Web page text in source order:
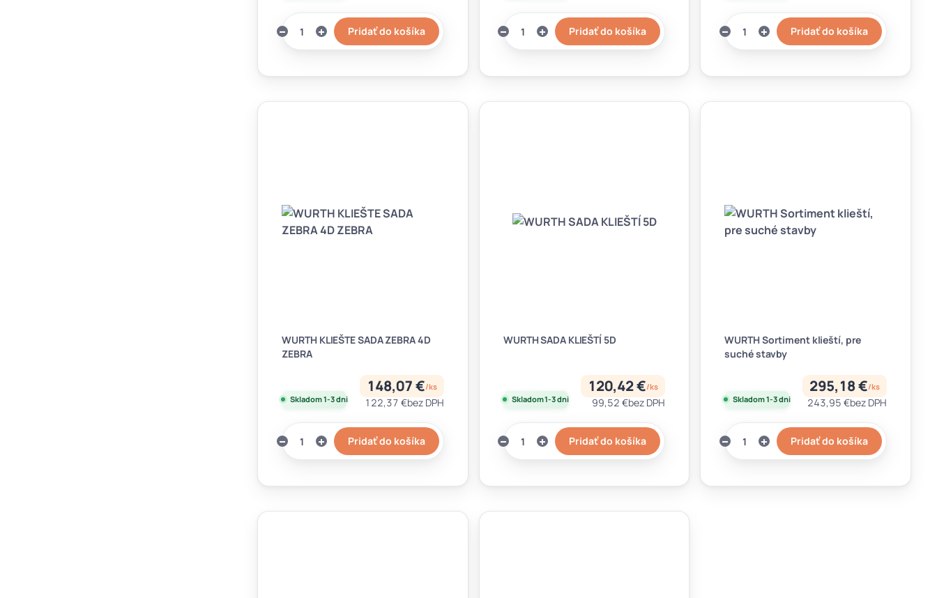
Pridať do košíka Pridať do košíka Pridať do košíka
WURTH KLIEŠTE SADA ZEBRA 4D
ZEBRA
148,07 €/ks
122,37 €bez DPH
Skladom 1-3 dni
Pridať do košíka
WURTH SADA KLIEŠTÍ 5D
120,42 €/ks
99,52 €bez DPH
Skladom 1-3 dni
Pridať do košíka
WURTH Sortiment klieští, pre
suché stavby
295,18 €/ks
243,95 €bez DPH
Skladom 1-3 dni
Pridať do košíka